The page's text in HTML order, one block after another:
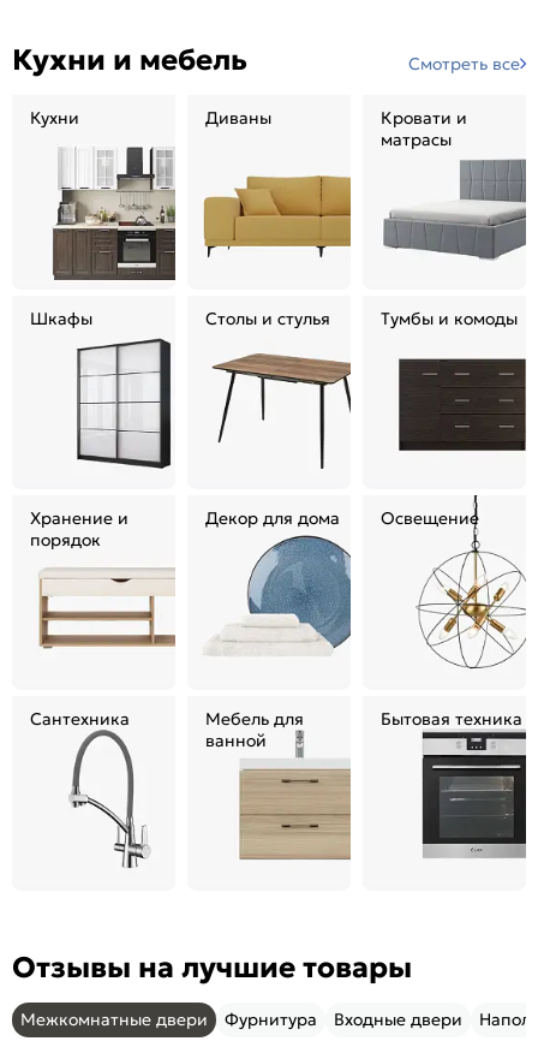
Кухни и мебель Смотреть все
Кухни Диваны
Кровати и
матрасы
Шкафы Столы и стулья Тумбы и комоды
Хранение и
порядок
Декор для дома Освещение
Сантехника
Мебель для
ванной
Бытовая техника
Отзывы на лучшие товары
Межкомнатные двери Фурнитура Входные двери